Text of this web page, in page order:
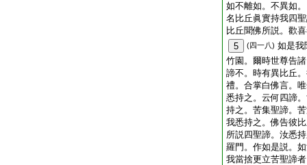
如不離如。不異如
名比丘眞實持我四
比丘聞佛所説。歡
5
(四一八) 如是我
竹園。爾時世尊告
諦不。時有異比丘
禮。合掌白佛言。
悉持之。云何四諦
持之。苦集聖諦。
我悉持之。佛告彼
所説四聖諦。汝悉
羅門。作如是説。
我當捨更立苦聖諦